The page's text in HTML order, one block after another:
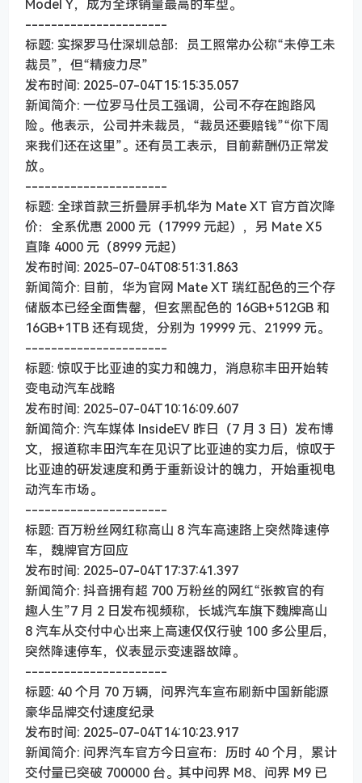
Model Y，成为全球销量最高的车型。
----------------------
标题: 实探罗马仕深圳总部：员工照常办公称“未停工未
裁员”，但“精疲力尽”
发布时间: 2025-07-04T15:15:35.057
新闻简介: 一位罗马仕员工强调，公司不存在跑路风
险。他表示，公司并未裁员，“裁员还要赔钱”“你下周
来我们还在这里”。还有员工表示，目前薪酬仍正常发
放。
----------------------
标题: 全球首款三折叠屏手机华为 Mate XT 官方首次降
价：全系优惠 2000 元（17999 元起），另 Mate X5
直降 4000 元（8999 元起）
发布时间: 2025-07-04T08:51:31.863
新闻简介: 目前，华为官网 Mate XT 瑞红配色的三个存
储版本已经全面售罄，但玄黑配色的 16GB+512GB 和
16GB+1TB 还有现货，分别为 19999 元、21999 元。
----------------------
标题: 惊叹于比亚迪的实力和魄力，消息称丰田开始转
变电动汽车战略
发布时间: 2025-07-04T10:16:09.607
新闻简介: 汽车媒体 InsideEV 昨日（7 月 3 日）发布博
文，报道称丰田汽车在见识了比亚迪的实力后，惊叹于
比亚迪的研发速度和勇于重新设计的魄力，开始重视电
动汽车市场。
----------------------
标题: 百万粉丝网红称高山 8 汽车高速路上突然降速停
车，魏牌官方回应
发布时间: 2025-07-04T17:37:41.397
新闻简介: 抖音拥有超 700 万粉丝的网红“张教官的有
趣人生”7 月 2 日发布视频称，长城汽车旗下魏牌高山
8 汽车从交付中心出来上高速仅仅行驶 100 多公里后，
突然降速停车，仪表显示变速器故障。
----------------------
标题: 40 个月 70 万辆，问界汽车宣布刷新中国新能源
豪华品牌交付速度纪录
发布时间: 2025-07-04T14:10:23.917
新闻简介: 问界汽车官方今日宣布：历时 40 个月，累计
交付量已突破 700000 台。其中问界 M8、问界 M9 已